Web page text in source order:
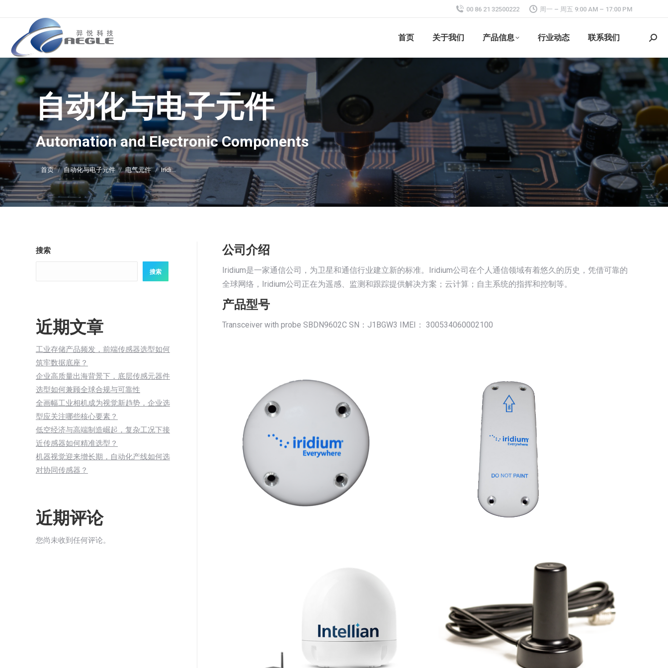
00 86 21 32500222 周一 – 周五 9:00 AM – 17:00 PM
首页 关于我们 产品信息 行业动态 联系我们
搜
自动化与电子元件
Automation and Electronic Components
你在这里：
首页 自动化与电子元件 电气元件 Iridi…
公司介绍
Iridium是一家通信公司，为卫星和通信行业建立新的标准。Iridium公司在个人通信领域有着悠久的历史，凭借可靠的
全球网络，Iridium公司正在为遥感、监测和跟踪提供解决方案；云计算；自主系统的指挥和控制等。
产品型号
Transceiver with probe SBDN9602C SN：J1BGW3 IMEI： 300534060002100
搜索
搜索
近期文章
工业存储产品频发，前端传感器选型如何
筑牢数据底座？
企业高质量出海背景下，底层传感元器件
选型如何兼顾全球合规与可靠性
全画幅工业相机成为视觉新趋势，企业选
型应关注哪些核心要素？
低空经济与高端制造崛起，复杂工况下接
近传感器如何精准选型？
机器视觉迎来增长期，自动化产线如何选
对协同传感器？
近期评论
您尚未收到任何评论。